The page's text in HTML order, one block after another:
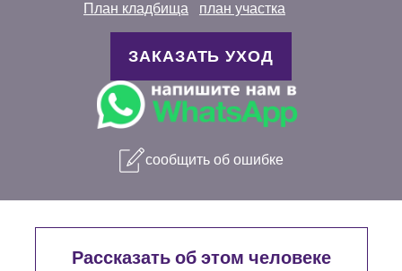
План кладбища план участка
ЗАКАЗАТЬ УХОД
сообщить об ошибке
Рассказать об этом человеке